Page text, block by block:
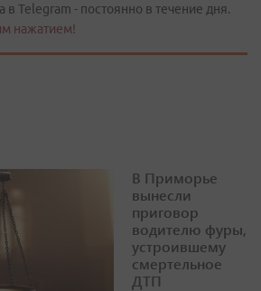
в Telegram - постоянно в течение дня.
нажатием!
В Приморье
вынесли
приговор
водителю фуры,
устроившему
смертельное
ДТП